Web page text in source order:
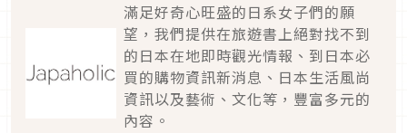
滿足好奇心旺盛的日系女子們的願
望，我們提供在旅遊書上絕對找不到
的日本在地即時觀光情報、到日本必
買的購物資訊新消息、日本生活風尚
資訊以及藝術、文化等，豐富多元的
內容。